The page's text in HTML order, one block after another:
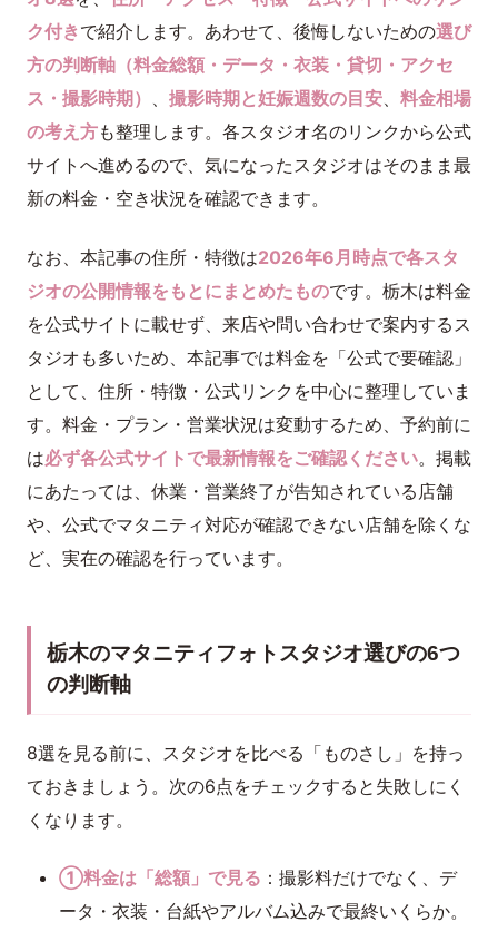
ク付き で紹介します。あわせて、後悔しないための選び
方の判断軸（料金総額・データ・衣装・貸切・アクセ
ス・撮影時期） 、 撮影時期と妊娠週数の目安、 料金相場
の考え方も整理します。各スタジオ名のリンクから公式
サイトへ進めるので、気になったスタジオはそのまま最
新の料金・空き状況を確認できます。
なお、本記事の住所・特徴は2026年6月時点で各スタ
ジオの公開情報をもとにまとめたものです。栃木は料金
を公式サイトに載せず、来店や問い合わせで案内するス
タジオも多いため、本記事では料金を「公式で要確認」
として、住所・特徴・公式リンクを中心に整理していま
す。料金・プラン・営業状況は変動するため、予約前に
は必ず各公式サイトで最新情報をご確認ください。掲載
にあたっては、休業・営業終了が告知されている店舗
や、公式でマタニティ対応が確認できない店舗を除くな
ど、実在の確認を行っています。
栃木のマタニティフォトスタジオ選びの6つ
の判断軸
8選を見る前に、スタジオを比べる「ものさし」を持っ
ておきましょう。次の6点をチェックすると失敗しにく
くなります。
①料金は「総額」で見る ：撮影料だけでなく、デ
ータ・衣装・台紙やアルバム込みで最終いくらか。